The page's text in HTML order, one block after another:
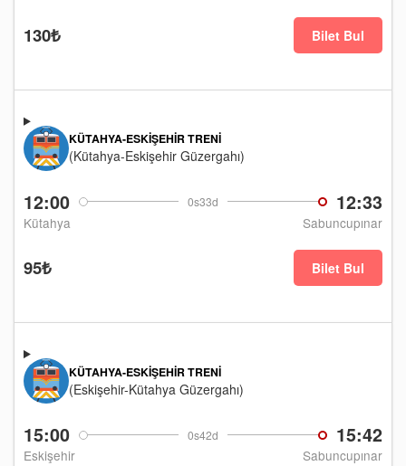
130₺ Bilet Bul
12:00 0s33d 12:33
Kütahya Sabuncupınar
KÜTAHYA-ESKIŞEHIR TRENI
(Kütahya-Eskişehir Güzergahı)
95₺ Bilet Bul
15:00 0s42d 15:42
Eskişehir Sabuncupınar
KÜTAHYA-ESKIŞEHIR TRENI
(Eskişehir-Kütahya Güzergahı)